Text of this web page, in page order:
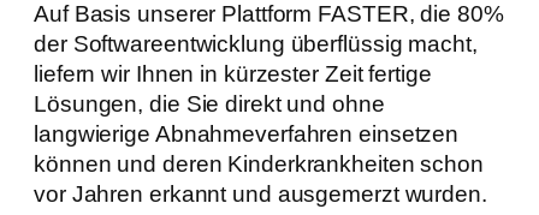
Auf Basis unserer Plattform FASTER, die 80%
der Softwareentwicklung überflüssig macht,
liefern wir Ihnen in kürzester Zeit fertige
Lösungen, die Sie direkt und ohne
langwierige Abnahmeverfahren einsetzen
können und deren Kinderkrankheiten schon
vor Jahren erkannt und ausgemerzt wurden.